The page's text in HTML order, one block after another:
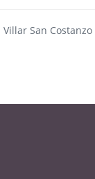
San Costanzo